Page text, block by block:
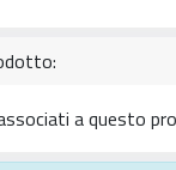
a questo